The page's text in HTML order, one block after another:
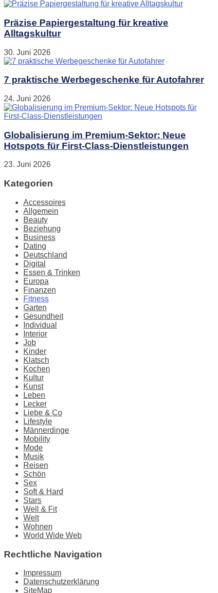
Präzise Papiergestaltung für kreative
Alltagskultur
30. Juni 2026
7 praktische Werbegeschenke für Autofahrer
24. Juni 2026
Globalisierung im Premium-Sektor: Neue
Hotspots für First-Class-Dienstleistungen
23. Juni 2026
Kategorien
Accessoires
Allgemein
Beauty
Beziehung
Business
Dating
Deutschland
Digital
Essen & Trinken
Europa
Finanzen
Fitness
Garten
Gesundheit
Individual
Interior
Job
Kinder
Klatsch
Kochen
Kultur
Kunst
Leben
Lecker
Liebe & Co
Lifestyle
Männerdinge
Mobility
Mode
Musik
Reisen
Schön
Sex
Soft & Hard
Stars
Well & Fit
Welt
Wohnen
World Wide Web
Rechtliche Navigation
Impressum
Datenschutzerklärung
SiteMap